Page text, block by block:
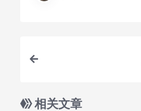
相关文章